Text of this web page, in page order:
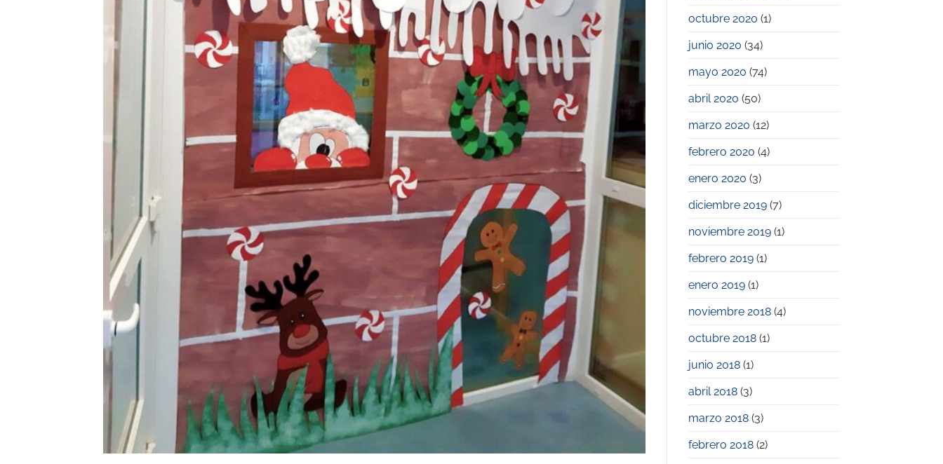
octubre 2020 (1)
junio 2020 (34)
mayo 2020 (74)
abril 2020 (50)
marzo 2020 (12)
febrero 2020 (4)
enero 2020 (3)
diciembre 2019(7)
noviembre 2019(1)
febrero 2019(1)
enero 2019(1)
noviembre 2018(4)
octubre 2018(1)
junio 2018(1)
abril 2018(3)
marzo 2018(3)
febrero 2018(2)